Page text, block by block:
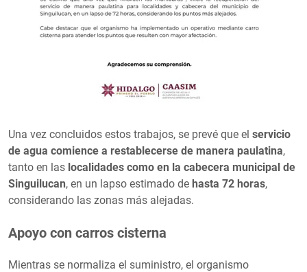
Una vez concluidos estos trabajos, se prevé que el servicio
de agua comience a restablecerse de manera paulatina,
tanto en las localidades como en la cabecera municipal de
Singuilucan, en un lapso estimado de hasta 72 horas,
considerando las zonas más alejadas.
Apoyo con carros cisterna
Mientras se normaliza el suministro, el organismo